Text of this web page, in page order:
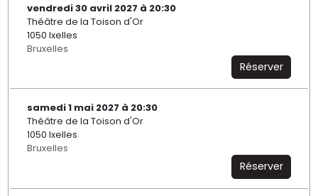
vendredi 30 avril 2027 à 20:30
Théâtre de la Toison d'Or
1050 Ixelles
Bruxelles
Réserver
samedi 1 mai 2027 à 20:30
Théâtre de la Toison d'Or
1050 Ixelles
Bruxelles
Réserver